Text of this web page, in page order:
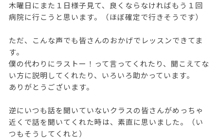
木曜日にまた１日様子見て、良くならなければもう１回
病院に行こうと思います。（ほぼ確定で行きそうです）
ただ、こんな声でも皆さんのおかげでレッスンできてま
す。
僕の代わりにラストー！って言ってくれたり、聞こえてな
い方に説明してくれたり、いろいろ助かっています。
ありがとうございます。
逆にいつも話を聞いていないクラスの皆さんがめっちゃ
近くで話を聞いてくれた時は、素直に思いました。（い
つもそうしてくれと）